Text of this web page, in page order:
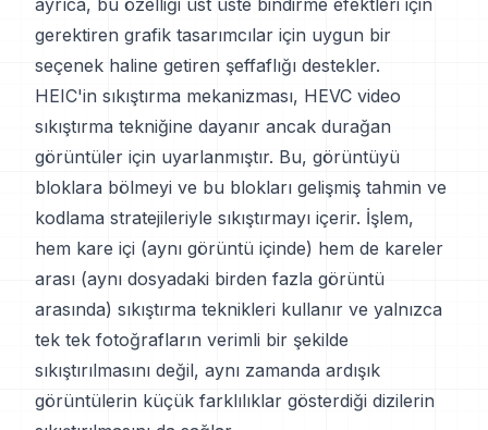
ayrıca, bu özelliği üst üste bindirme efektleri için
gerektiren grafik tasarımcılar için uygun bir
seçenek haline getiren şeffaflığı destekler.
HEIC'in sıkıştırma mekanizması, HEVC video
sıkıştırma tekniğine dayanır ancak durağan
görüntüler için uyarlanmıştır. Bu, görüntüyü
bloklara bölmeyi ve bu blokları gelişmiş tahmin ve
kodlama stratejileriyle sıkıştırmayı içerir. İşlem,
hem kare içi (aynı görüntü içinde) hem de kareler
arası (aynı dosyadaki birden fazla görüntü
arasında) sıkıştırma teknikleri kullanır ve yalnızca
tek tek fotoğrafların verimli bir şekilde
sıkıştırılmasını değil, aynı zamanda ardışık
görüntülerin küçük farklılıklar gösterdiği dizilerin